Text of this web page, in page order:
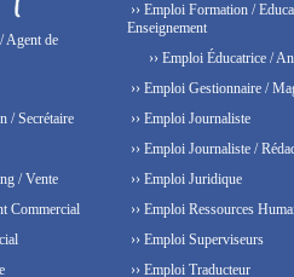
Agent de
/ Secrétaire
/ Vente
Commercial
›› Emploi Formation /
Enseignement
›› Emploi Éducatrice /
›› Emploi Gestionnaire /
›› Emploi Journaliste
›› Emploi Journaliste /
›› Emploi Juridique
›› Emploi Ressources
›› Emploi Superviseurs
›› Emploi Traducteur